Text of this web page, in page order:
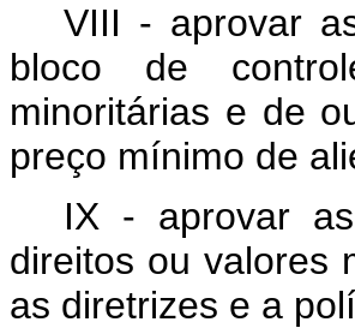
VIII - aprovar
bloco de
minoritárias e de
preço mínimo de
IX - aprovar
direitos ou valores
as diretrizes e a